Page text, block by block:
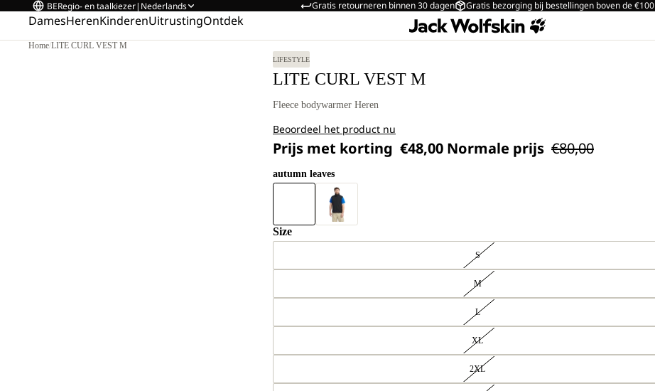
Gratis retourneren binnen 30 dagen Gratis bezorging bij bestellingen boven de €100
BERegio- en taalkiezer| Nederlands
DamesHerenKinderenUitrustingOntdek
Home/LITE CURL VEST M
LIFESTYLE
LITE CURL VEST M
Fleece bodywarmer Heren
Beoordeel het product nu
Prijs met korting €48,00 Normale prijs €80,00
autumn leaves
Size
S
M
L
XL
2XL